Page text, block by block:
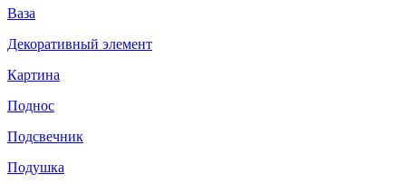
Ваза
Декоративный элемент
Картина
Поднос
Подсвечник
Подушка